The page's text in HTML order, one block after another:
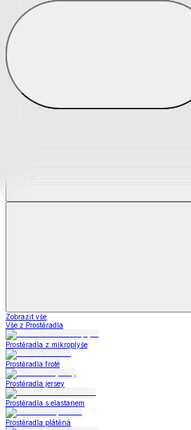
Prostěradla
Zobrazit vše
Vše z Prostěradla
Prostěradla z mikroplyše
Prostěradla froté
Prostěradla jersey
Prostěradla s elastanem
Prostěradla plátěná